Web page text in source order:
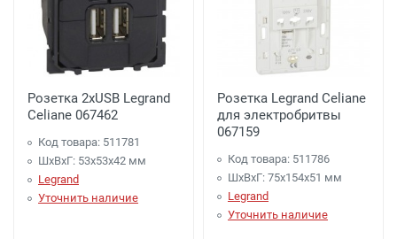
Розетка 2хUSB Legrand
Celiane 067462
Код товара: 511781
ШхВхГ: 53x53x42 мм
Legrand
Уточнить наличие
Розетка Legrand Celiane
для электробритвы
067159
Код товара: 511786
ШхВхГ: 75x154x51 мм
Legrand
Уточнить наличие